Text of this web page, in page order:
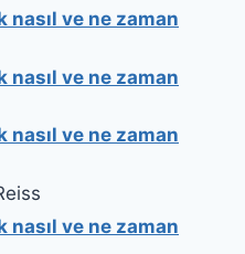
ve ne zaman
ve ne zaman
ve ne zaman
ve ne zaman